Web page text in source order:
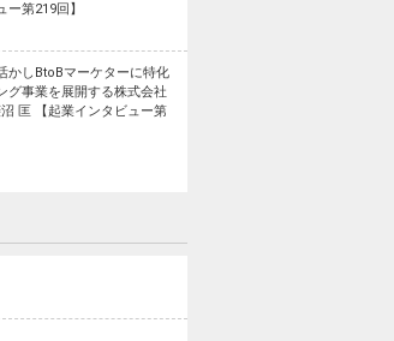
ー第219回】
かしBtoBマーケターに特化
グ事業を展開する株式会社
匡 【起業インタビュー第